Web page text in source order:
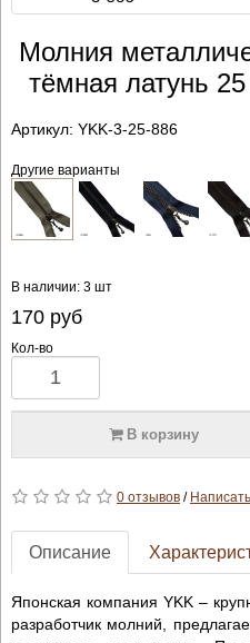
Молния
тёмная латунь
Артикул: YKK-3-25-886
Другие варианты
В наличии: 3 шт
170руб
Кол-во
В корзину
0 отзывов/
Описание
Японская компания YKK –
разработчик молний,